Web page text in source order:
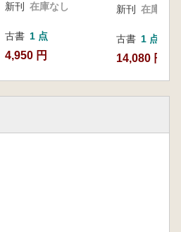
新刊 在庫なし
古書 1 点
4,950 円
新刊 在庫なし
古書 1 点
14,080 円